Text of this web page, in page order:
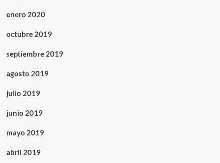
enero 2020
octubre 2019
septiembre 2019
agosto 2019
julio 2019
junio 2019
mayo 2019
abril 2019